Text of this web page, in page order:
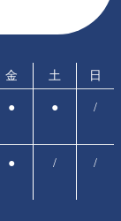
金 土 日
● ● /
● / /